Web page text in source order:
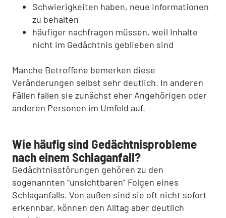
Schwierigkeiten haben, neue Informationen
zu behalten
häufiger nachfragen müssen, weil Inhalte
nicht im Gedächtnis geblieben sind
Manche Betroffene bemerken diese
Veränderungen selbst sehr deutlich. In anderen
Fällen fallen sie zunächst eher Angehörigen oder
anderen Personen im Umfeld auf.
Wie häufig sind Gedächtnisprobleme
nach einem Schlaganfall?
Gedächtnisstörungen gehören zu den
sogenannten “unsichtbaren” Folgen eines
Schlaganfalls. Von außen sind sie oft nicht sofort
erkennbar, können den Alltag aber deutlich